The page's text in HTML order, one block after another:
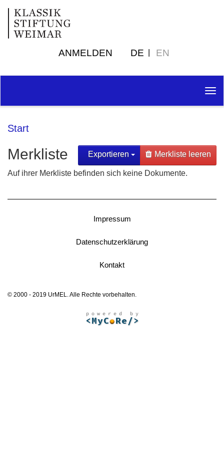
ANMELDEN DE EN
Start
Exportieren Merkliste leeren
Merkliste
Auf ihrer Merkliste befinden sich keine Dokumente.
Impressum
Datenschutzerklärung
Kontakt
© 2000 - 2019 UrMEL. Alle Rechte vorbehalten.